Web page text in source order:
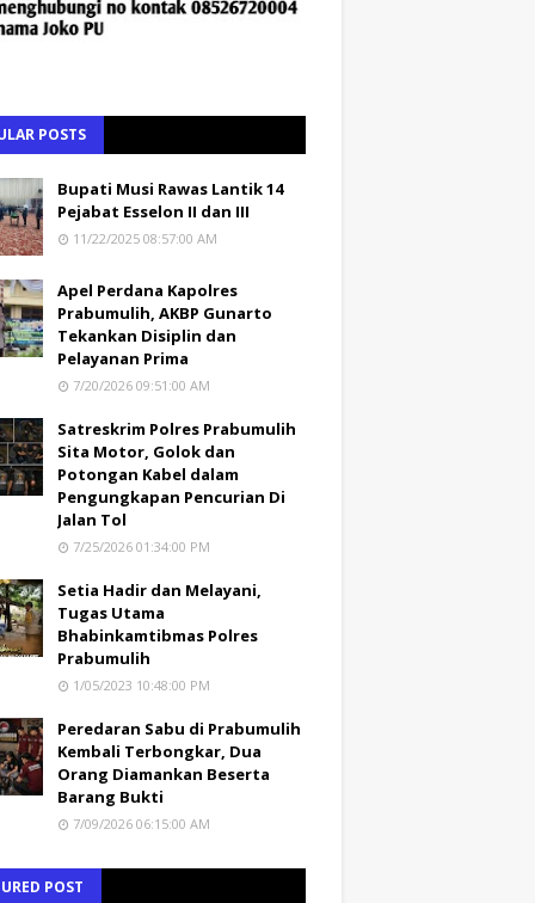
POSTS
Bupati Musi Rawas Lantik 14
Pejabat Esselon II dan III
11/22/2025 08:57:00 AM
Apel Perdana Kapolres
Prabumulih, AKBP Gunarto
Tekankan Disiplin dan
Pelayanan Prima
7/20/2026 09:51:00 AM
Satreskrim Polres Prabumulih
Sita Motor, Golok dan
Potongan Kabel dalam
Pengungkapan Pencurian Di
Jalan Tol
7/25/2026 01:34:00 PM
Setia Hadir dan Melayani,
Tugas Utama
Bhabinkamtibmas Polres
Prabumulih
1/05/2023 10:48:00 PM
Peredaran Sabu di Prabumulih
Kembali Terbongkar, Dua
Orang Diamankan Beserta
Barang Bukti
7/09/2026 06:15:00 AM
POST